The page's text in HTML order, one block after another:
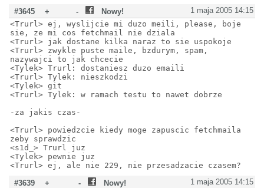
1 maja 2005 14:15
#3645 + -
Nowy!
<Trurl> ej, wyslijcie mi duzo meili, please, boje
sie, ze mi cos fetchmail nie dziala
<Trurl> jak dostane kilka naraz to sie uspokoje
<Trurl> zwykle puste maile, bzdurym, spam,
nazywajci to jak chcecie
<Tylek> Trurl: dostaniesz duzo emaili
<Trurl> Tylek: nieszkodzi
<Tylek> git
<Trurl> Tylek: w ramach testu to nawet dobrze
-za jakis czas-
<Trurl> powiedzcie kiedy moge zapuscic fetchmaila
zeby sprawdzic
<s1d_> Trurl juz
<Tylek> pewnie juz
<Trurl> ej, ale nie 229, nie przesadzacie czasem?
1 maja 2005 14:15
#3639 + -
Nowy!